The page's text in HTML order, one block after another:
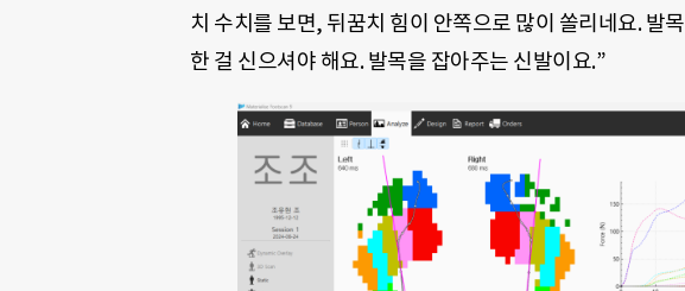
치 수치를 보면, 뒤꿈치 힘이 안쪽으로 많이 쏠리네요. 발
한 걸 신으셔야 해요. 발목을 잡아주는 신발이요.”